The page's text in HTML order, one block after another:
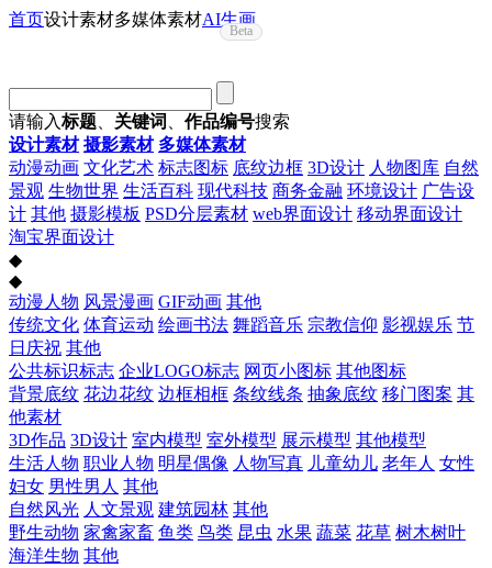
首页设计素材多媒体素材AI生画
Beta
请输入标题 关键词 作品编号搜索
设计素材 摄影素材 多媒体素材
动漫动画 文化艺术 标志图标 底纹边框 3D设计 人物图库 自然
景观 生物世界 生活百科 现代科技 商务金融 环境设计 广告设
计 其他 摄影模板 PSD分层素材 web界面设计 移动界面设计
淘宝界面设计
◆
◆
动漫人物 风景漫画 GIF动画 其他
传统文化 体育运动 绘画书法 舞蹈音乐 宗教信仰 影视娱乐 节
日庆祝 其他
公共标识标志 企业LOGO标志 网页小图标 其他图标
背景底纹 花边花纹 边框相框 条纹线条 抽象底纹 移门图案 其
他素材
3D作品 3D设计 室内模型 室外模型 展示模型 其他模型
生活人物 职业人物 明星偶像 人物写真 儿童幼儿 老年人 女性
妇女 男性男人 其他
自然风光 人文景观 建筑园林 其他
野生动物 家禽家畜 鱼类 鸟类 昆虫 水果 蔬菜 花草 树木树叶
海洋生物 其他